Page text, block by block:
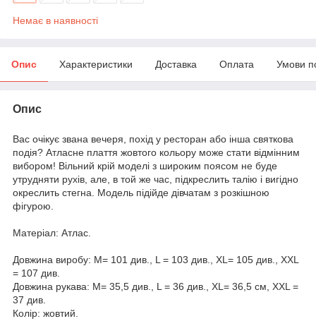
Немає в наявності
Опис Характеристики Доставка Оплата Умови
Опис
Вас очікує звана вечеря, похід у ресторан або інша святкова
подія? Атласне плаття жовтого кольору може стати відмінним
вибором! Вільний крій моделі з широким поясом не буде
утрудняти рухів, але, в той же час, підкреслить талію і вигідно
окреслить стегна. Модель підійде дівчатам з розкішною
фігурою.
Матеріал: Атлас.
Довжина виробу: M= 101 див., L = 103 див., XL= 105 див., XХL
= 107 див.
Довжина рукава: M= 35,5 див., L = 36 див., XL= 36,5 см, XХL =
37 див.
Колір: жовтий.